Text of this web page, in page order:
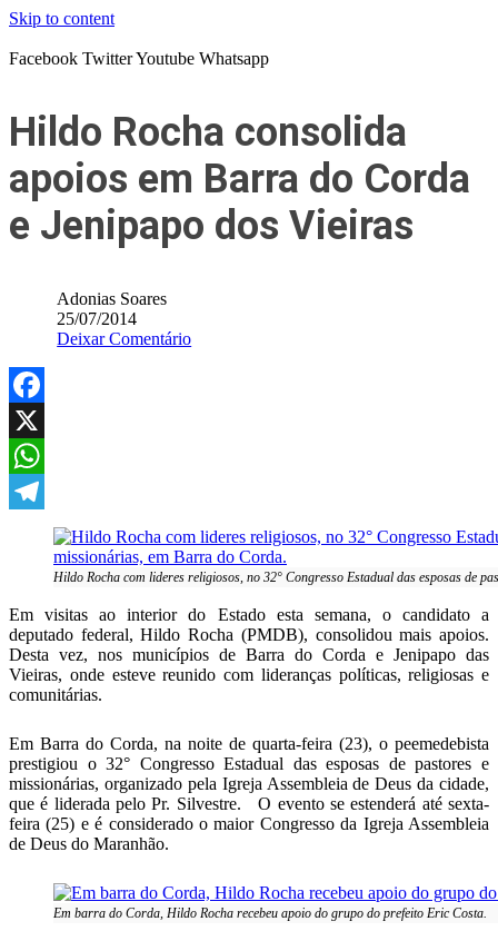
Skip to content
Facebook TwitterYoutube Whatsapp
Hildo Rocha consolida
apoios em Barra do Corda
e Jenipapo dos Vieiras
Adonias Soares
25/07/2014
Deixar Comentário
Facebook
X
WhatsApp
Telegram
Hildo Rocha com lideres religiosos, no 32° Congresso Estadual das esposas de
Em visitas ao interior do Estado esta semana, o candidato a
deputado federal, Hildo Rocha (PMDB), consolidou mais apoios.
Desta vez, nos municípios de Barra do Corda e Jenipapo das
Vieiras, onde esteve reunido com lideranças políticas, religiosas e
comunitárias.
Em Barra do Corda, na noite de quarta-feira (23), o peemedebista
prestigiou o 32° Congresso Estadual das esposas de pastores e
missionárias, organizado pela Igreja Assembleia de Deus da cidade,
que é liderada pelo Pr. Silvestre. O evento se estenderá até sexta-
feira (25) e é considerado o maior Congresso da Igreja Assembleia
de Deus do Maranhão.
Em barra do Corda, Hildo Rocha recebeu apoio do grupo do prefeito Eric Costa.